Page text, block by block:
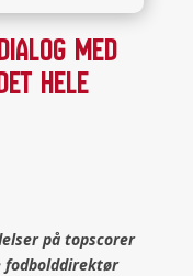
med
hele
på topscorer
fodbolddirektør